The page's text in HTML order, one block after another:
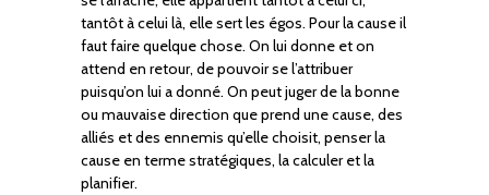
tantôt à celui là, elle sert les égos. Pour la cause il
faut faire quelque chose. On lui donne et on
attend en retour, de pouvoir se l’attribuer
puisqu’on lui a donné. On peut juger de la bonne
ou mauvaise direction que prend une cause, des
alliés et des ennemis qu’elle choisit, penser la
cause en terme stratégiques, la calculer et la
planifier.